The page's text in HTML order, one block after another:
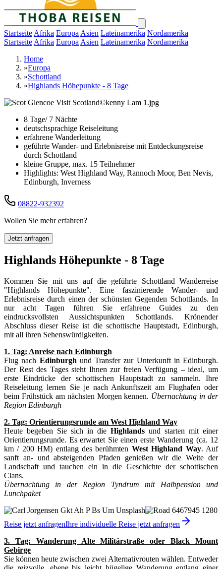
Startseite Afrika Europa Asien Lateinamerika Nordamerika
Startseite Afrika Europa Asien Lateinamerika Nordamerika
Home
»Europa
»Schottland
»Highlands Höhepunkte - 8 Tage
8 Tage/ 7 Nächte
deutschsprachige Reiseleitung
erfahrene Wanderleitung
geführte Wander- und Erlebnisreise mit Entdeckungsreise
durch Schottland
kleine Gruppe, max. 15 Teilnehmer
Highlights: West Highland Way, Rannoch Moor, Ben Nevis,
Edinburgh, Inverness
08822-932392
Wollen Sie mehr erfahren?
Jetzt anfragen
Highlands Höhepunkte - 8 Tage
Kommen Sie mit uns auf die geführte Schottland Wanderreise
"Highlands Höhepunkte". Eine faszinierende Wander- und
Erlebnisreise durch einen der schönsten Gegenden Schottlands. In
nur acht Tagen führen Sie erfahrene Guides zu den
eindrucksvollsten Aussichtspunkten Schottlands. Krönender
Abschluss dieser Reise ist die schottische Hauptstadt, Edinburgh,
mit all ihren Sehenswürdigkeiten.
1. Tag: Anreise nach Edinburgh
Flug nach Edinburgh und Transfer zur Unterkunft in Edinburgh.
Der Rest des Tages steht Ihnen zur freien Verfügung – ideal, um
erste Eindrücke der schottischen Hauptstadt zu sammeln. Ihre
Reiseleitung lernen Sie je nach Ankunftszeit am Flughafen oder
beim Frühstück am nächsten Morgen kennen. Übernachtung in der
Region Edinburgh
2. Tag: Orientierungsrunde am West Highland Way
Heute begeben Sie sich in die Highlands und starten mit einer
Orientierungsrunde. Es erwartet Sie einen erste Wanderung (ca. 12
km / 200 HM) entlang des berühmten West Highland Way. Auf
sanft an- und absteigenden Pfaden genießen wir die Weite der
Landschaft und tauchen ein in die Geschichte der schottischen
Clans.
Übernachtung in der Region Tyndrum mit Halbpension und
Lunchpaket
Reise jetzt anfragenIhre individuelle Reise jetzt anfragen
3. Tag: Wanderung Alte Militärstraße oder Black Mount
Gebirge
Sie können heute zwischen zwei Alternativrouten wählen. Entweder